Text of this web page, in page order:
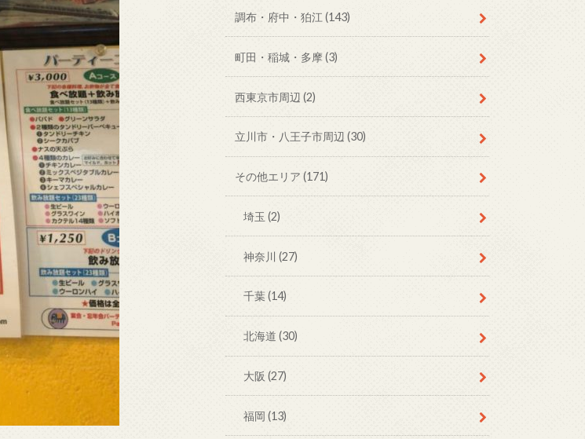
調布・府中・狛江 (143)
町田・稲城・多摩 (3)
西東京市周辺 (2)
立川市・八王子市周辺 (30)
その他エリア (171)
埼玉(2)
神奈川(27)
千葉(14)
北海道(30)
大阪(27)
福岡(13)